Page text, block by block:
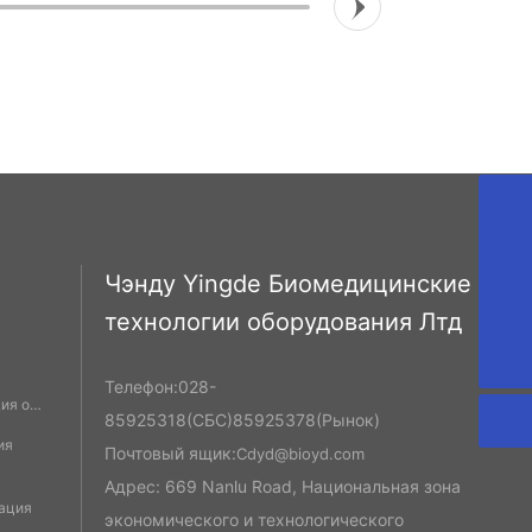
о
Чэнду Yingde Биомедицинские
технологии оборудования Лтд
Телефон:028-
85925318(СБС)85925378(Рынок)
Почтовый ящик:Cdyd@bioyd.com
Адрес: 669 Nanlu Road, Национальная зона
экономического и технологического
028-85925318